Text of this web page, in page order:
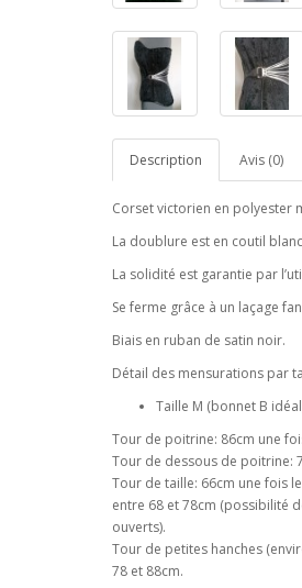
Description Avis (0)
Corset victorien en polyester
La doublure est en coutil
La solidité est garantie par
Se ferme grâce à un laçage
Biais en ruban de satin noir.
Détail des mensurations par
Taille M (bonnet B
Tour de poitrine: 86cm une
Tour de dessous de poitrine:
Tour de taille: 66cm une fois
entre 68 et 78cm (possibilité
ouverts).
Tour de petites hanches
78 et 88cm.